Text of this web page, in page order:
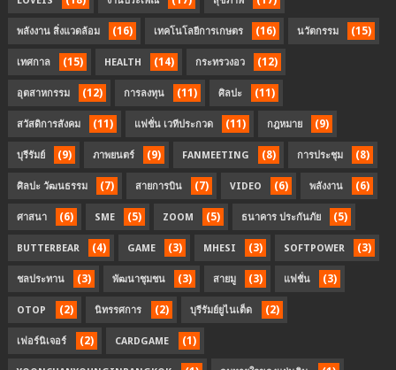
พลังงาน สิ่งแวดล้อม (16) เทคโนโลยีการเกษตร (16) นวัตกรรม (15)
เทศกาล (15) HEALTH (14) กระทรวงอว (12)
อุตสาหกรรม (12) การลงทุน (11) ศิลปะ (11)
สวัสดิการสังคม (11) แฟชั่น เวทีประกวด (11) กฎหมาย (9)
บุรีรัมย์ (9) ภาพยนตร์ (9) FANMEETING (8) การประชุม (8)
ศิลปะ วัฒนธรรม (7) สายการบิน (7) VIDEO (6) พลังงาน (6)
ศาสนา (6) SME (5) ZOOM (5) ธนาคาร ประกันภัย (5)
BUTTERBEAR (4) GAME (3) MHESI (3) SOFTPOWER (3)
ชลประทาน (3) พัฒนาชุมชน (3) สายมู (3) แฟชั่น (3)
OTOP (2) นิทรรศการ (2) บุรีรัมย์ยูไนเต็ด (2)
เฟอร์นิเจอร์ (2) CARDGAME (1)